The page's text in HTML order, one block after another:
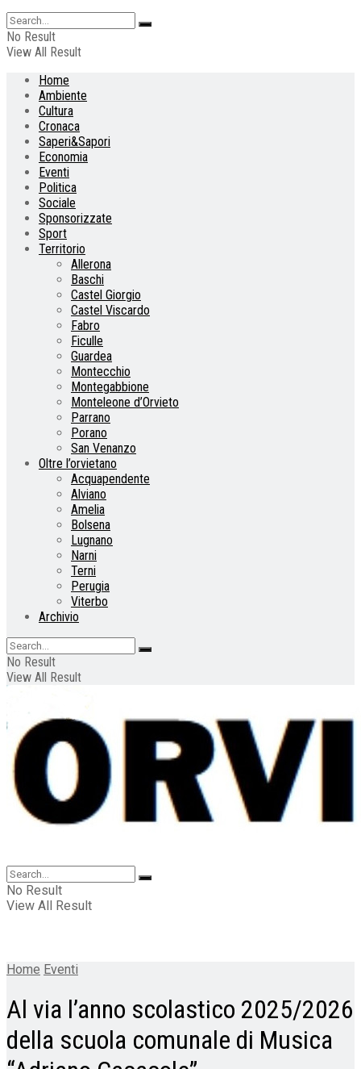
No Result
View All Result
Home
Ambiente
Cultura
Cronaca
Saperi&Sapori
Economia
Eventi
Politica
Sociale
Sponsorizzate
Sport
Territorio
Allerona
Baschi
Castel Giorgio
Castel Viscardo
Fabro
Ficulle
Guardea
Montecchio
Montegabbione
Monteleone d’Orvieto
Parrano
Porano
San Venanzo
Oltre l’orvietano
Acquapendente
Alviano
Amelia
Bolsena
Lugnano
Narni
Terni
Perugia
Viterbo
Archivio
No Result
View All Result
No Result
View All Result
Home Eventi
Al via l’anno scolastico 2025/2026
della scuola comunale di Musica